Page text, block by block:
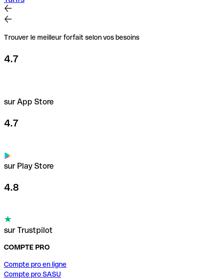
Trouver le meilleur forfait selon vos besoins
4.7
sur App Store
4.7
sur Play Store
4.8
sur Trustpilot
COMPTE PRO
Compte pro en ligne
Compte pro SASU